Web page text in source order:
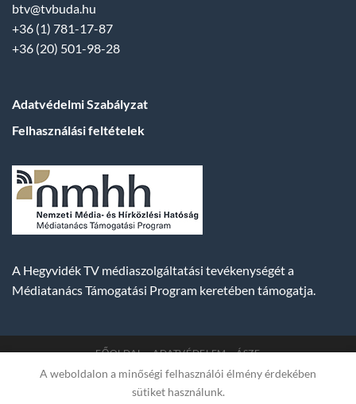
btv@tvbuda.hu
+36 (1) 781-17-87
+36 (20) 501-98-28
Adatvédelmi Szabályzat
Felhasználási feltételek
A Hegyvidék TV médiaszolgáltatási tevékenységét a
Médiatanács Támogatási Program keretében támogatja.
FŐOLDAL ADATVÉDELEM ÁSZF
Copyright 2007-2026 © BUDA TV | Hegyvidék Média
Műsorszolgáltató Kft. | Budapest, Hungary, XII. Hajnóczy József
A weboldalon a minőségi felhasználói élmény érdekében
sütiket használunk.